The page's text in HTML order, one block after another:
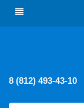
8 (812) 493-43-10